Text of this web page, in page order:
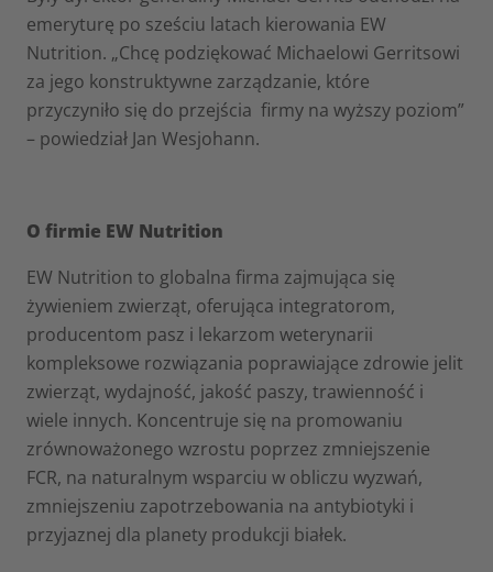
emeryturę po sześciu latach kierowania EW
Nutrition. „Chcę podziękować Michaelowi Gerritsowi
za jego konstruktywne zarządzanie, które
przyczyniło się do przejścia firmy na wyższy poziom”
– powiedział Jan Wesjohann.
O firmie EW Nutrition
EW Nutrition to globalna firma zajmująca się
żywieniem zwierząt, oferująca integratorom,
producentom pasz i lekarzom weterynarii
kompleksowe rozwiązania poprawiające zdrowie jelit
zwierząt, wydajność, jakość paszy, trawienność i
wiele innych. Koncentruje się na promowaniu
zrównoważonego wzrostu poprzez zmniejszenie
FCR, na naturalnym wsparciu w obliczu wyzwań,
zmniejszeniu zapotrzebowania na antybiotyki i
przyjaznej dla planety produkcji białek.